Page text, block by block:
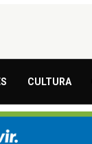
CULTURA